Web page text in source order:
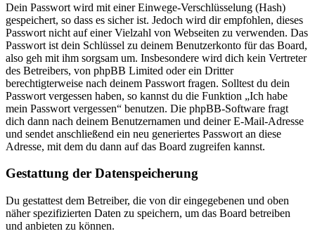
Dein Passwort wird mit einer Einwege-Verschlüsselung (Hash)
gespeichert, so dass es sicher ist. Jedoch wird dir empfohlen, dieses
Passwort nicht auf einer Vielzahl von Webseiten zu verwenden. Das
Passwort ist dein Schlüssel zu deinem Benutzerkonto für das Board,
also geh mit ihm sorgsam um. Insbesondere wird dich kein Vertreter
des Betreibers, von phpBB Limited oder ein Dritter
berechtigterweise nach deinem Passwort fragen. Solltest du dein
Passwort vergessen haben, so kannst du die Funktion „Ich habe
mein Passwort vergessen“ benutzen. Die phpBB-Software fragt
dich dann nach deinem Benutzernamen und deiner E-Mail-Adresse
und sendet anschließend ein neu generiertes Passwort an diese
Adresse, mit dem du dann auf das Board zugreifen kannst.
Gestattung der Datenspeicherung
Du gestattest dem Betreiber, die von dir eingegebenen und oben
näher spezifizierten Daten zu speichern, um das Board betreiben
und anbieten zu können.